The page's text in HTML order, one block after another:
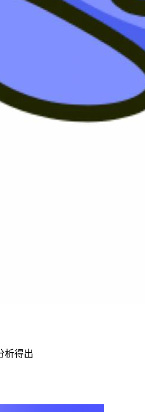
析得出